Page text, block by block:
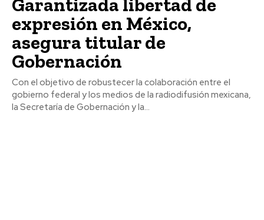
Garantizada libertad de
expresión en México,
asegura titular de
Gobernación
Con el objetivo de robustecer la colaboración entre el
gobierno federal y los medios de la radiodifusión mexicana,
la Secretaría de Gobernación y la...